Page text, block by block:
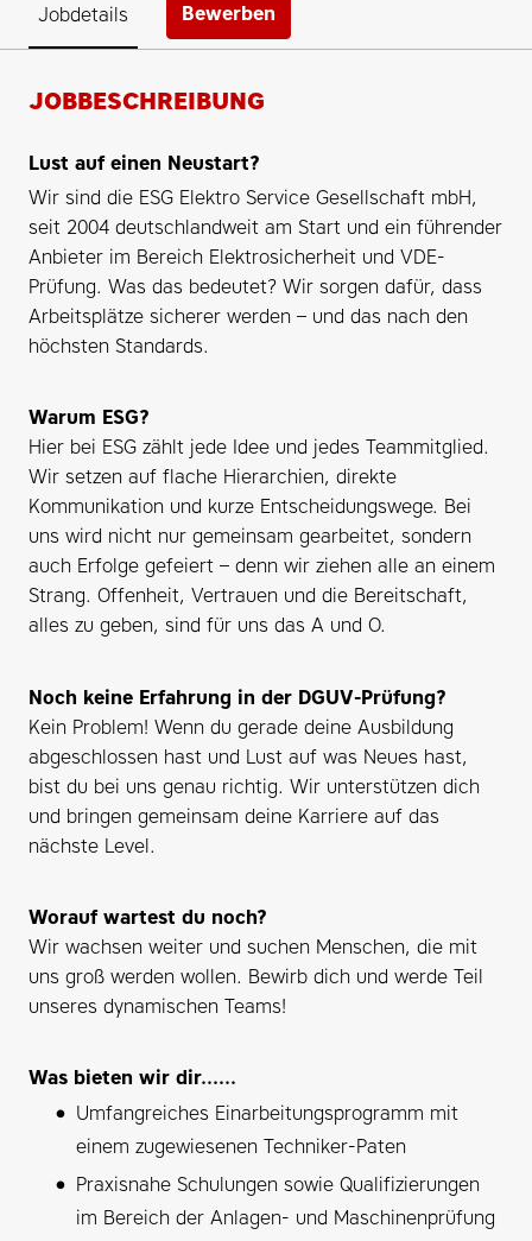
Jobdetails Bewerben
JOBBESCHREIBUNG
Lust auf einen Neustart?
Wir sind die ESG Elektro Service Gesellschaft mbH,
seit 2004 deutschlandweit am Start und ein führender
Anbieter im Bereich Elektrosicherheit und VDE-
Prüfung. Was das bedeutet? Wir sorgen dafür, dass
Arbeitsplätze sicherer werden – und das nach den
höchsten Standards.
Warum ESG?
Hier bei ESG zählt jede Idee und jedes Teammitglied.
Wir setzen auf flache Hierarchien, direkte
Kommunikation und kurze Entscheidungswege. Bei
uns wird nicht nur gemeinsam gearbeitet, sondern
auch Erfolge gefeiert – denn wir ziehen alle an einem
Strang. Offenheit, Vertrauen und die Bereitschaft,
alles zu geben, sind für uns das A und O.
Noch keine Erfahrung in der DGUV-Prüfung?
Kein Problem! Wenn du gerade deine Ausbildung
abgeschlossen hast und Lust auf was Neues hast,
bist du bei uns genau richtig. Wir unterstützen dich
und bringen gemeinsam deine Karriere auf das
nächste Level.
Worauf wartest du noch?
Wir wachsen weiter und suchen Menschen, die mit
uns groß werden wollen. Bewirb dich und werde Teil
unseres dynamischen Teams!
Was bieten wir dir......
Umfangreiches Einarbeitungsprogramm mit
einem zugewiesenen Techniker-Paten
Praxisnahe Schulungen sowie Qualifizierungen
im Bereich der Anlagen- und Maschinenprüfung